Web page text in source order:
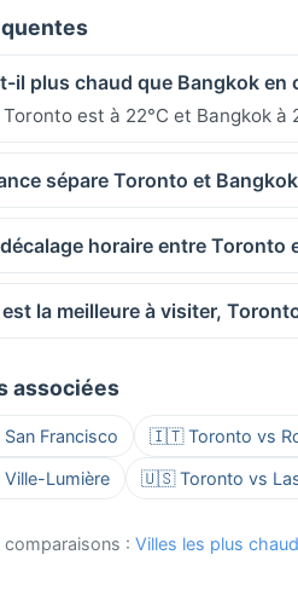
il plus chaud que Bangkok en
est à 22°C et Bangkok à
sépare Toronto et
horaire entre Toronto
la meilleure à visiter,
associées
Francisco 🇮🇹 Toronto vs
Lumière 🇺🇸 Toronto vs
comparaisons : Villes les plus